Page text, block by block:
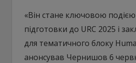
«Він стане ключовою
підготовки до URC 2025 і
для тематичного блоку
анонсував Чернишов 6